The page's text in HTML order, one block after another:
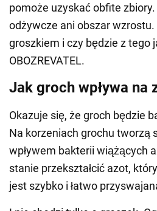
pomoże uzyskać obfite
odżywcze ani obszar
groszkiem i czy będzie z tego
OBOZREVATEL.
Jak groch wpływa na
Okazuje się, że groch będzie
Na korzeniach grochu tworzą
wpływem bakterii wiążących
stanie przekształcić azot,
jest szybko i łatwo